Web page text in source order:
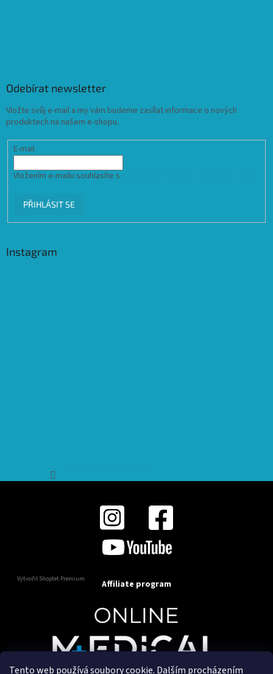
Tento web používá soubory cookie. Dalším procházením
Odebírat newsletter
Vložte svůj e-mail a my vám budeme zasílat informace o nových
produktech na našem e-shopu.
E-mail
Vložením e-mailu souhlasíte s
PŘIHLÁSIT SE
Instagram
Vytvořil Shoptet Premium Affiliate program